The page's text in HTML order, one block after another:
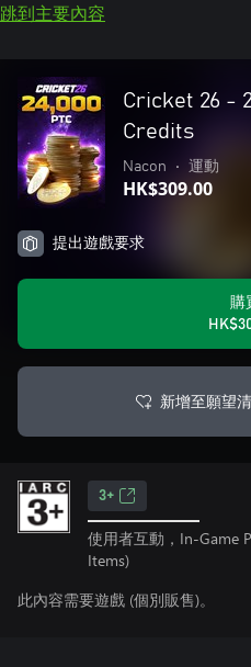
跳到主要內容
Cricket 26 -
Credits
Nacon • 運動
HK$309.00
提出遊戲要求
購
新增至願望
3+
使用者互動，In-Game
Items)
此內容需要遊戲 (個別販售)。